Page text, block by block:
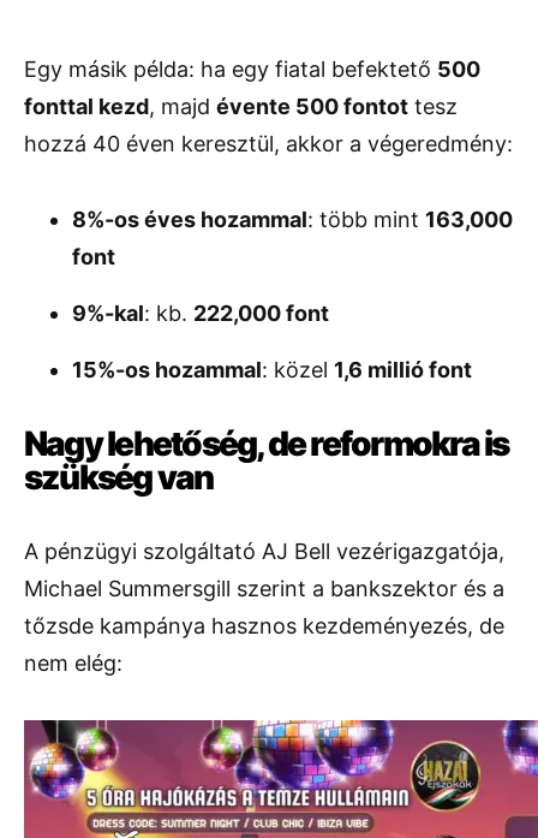
Egy másik példa: ha egy fiatal befektető 500
fonttal kezd, majd évente 500 fontot tesz
hozzá 40 éven keresztül, akkor a végeredmény:
8%-os éves hozammal: több mint 163,000
font
9%-kal: kb. 222,000 font
15%-os hozammal: közel 1,6 millió font
Nagy lehetőség, de reformokra is
szükség van
A pénzügyi szolgáltató AJ Bell vezérigazgatója,
Michael Summersgill szerint a bankszektor és a
tőzsde kampánya hasznos kezdeményezés, de
nem elég: